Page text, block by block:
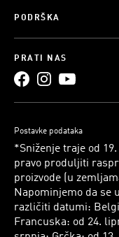
PODRŠKA
PRATI NAS
Postavke podataka
*Sniženje traje od
pravo produljiti
proizvode (u
Napominjemo da se
različiti datumi:
Francuska: od 24.